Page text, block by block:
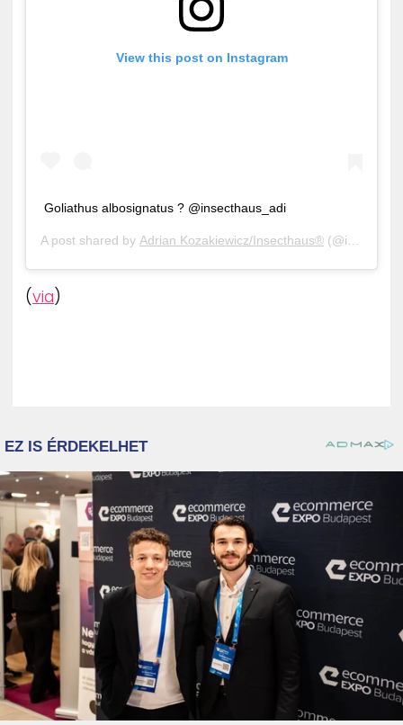
View this post on Instagram
Goliathus albosignatus ? @insecthaus_adi
A post shared by Adrian Kozakiewicz/Insecthaus® (@insecthaus_adi) on
(via)